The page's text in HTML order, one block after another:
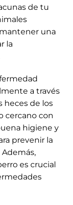
de tu
una
la
a través
heces de los
cercano con
higiene y
prevenir la
es crucial